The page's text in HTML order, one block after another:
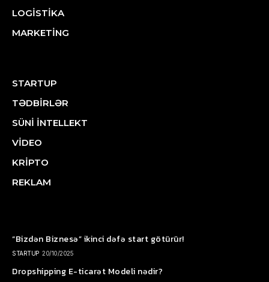
LOGİSTİKA
MARKETİNG
STARTUP
TƏDBİRLƏR
SÜNİ İNTELLEKT
VİDEO
KRİPTO
REKLAM
“Bizdən Biznesə” ikinci dəfə start götürür!
STARTUP 20/10/2025
Dropshipping E-ticarət Modeli nədir?